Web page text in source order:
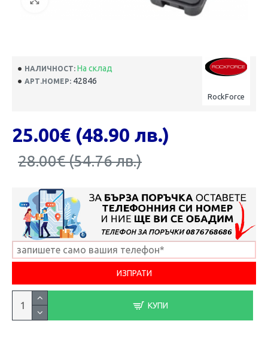
НАЛИЧНОСТ: На склад
АРТ.НОМЕР: 42846
RockForce
28.00€ (54.76 лв.)
25.00€ (48.90 лв.)
КУПИ